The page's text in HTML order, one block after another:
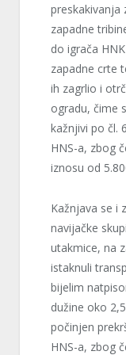
preskakivanja
zapadne
do igrača
zapadne crte
ih zagrlio i
ogradu, čime
kažnjivi po čl.
HNS-a, zbog
iznosu od
Kažnjava se i
navijačke
utakmice, na
istaknuli
bijelim
dužine oko
počinjen
HNS-a, zbog